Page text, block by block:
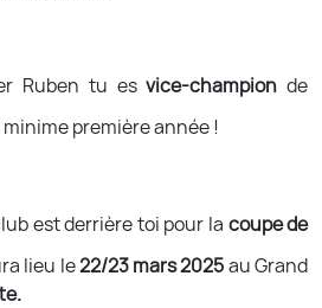
Ruben tu esvice-champion de
première année !
est derrière toi pour la coupe de
lieu le22/23 mars 2025au Grand